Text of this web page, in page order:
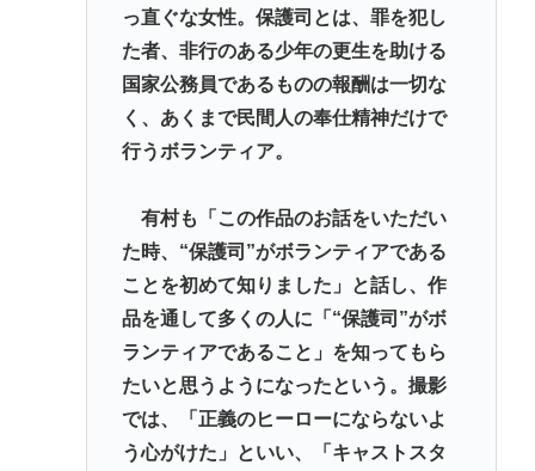
っ直ぐな女性。保護司とは、罪を犯し
た者、非行のある少年の更生を助ける
国家公務員であるものの報酬は一切な
く、あくまで民間人の奉仕精神だけで
行うボランティア。
有村も「この作品のお話をいただい
た時、“保護司”がボランティアである
ことを初めて知りました」と話し、作
品を通して多くの人に「“保護司”がボ
ランティアであること」を知ってもら
たいと思うようになったという。撮影
では、「正義のヒーローにならないよ
う心がけた」といい、「キャストスタ